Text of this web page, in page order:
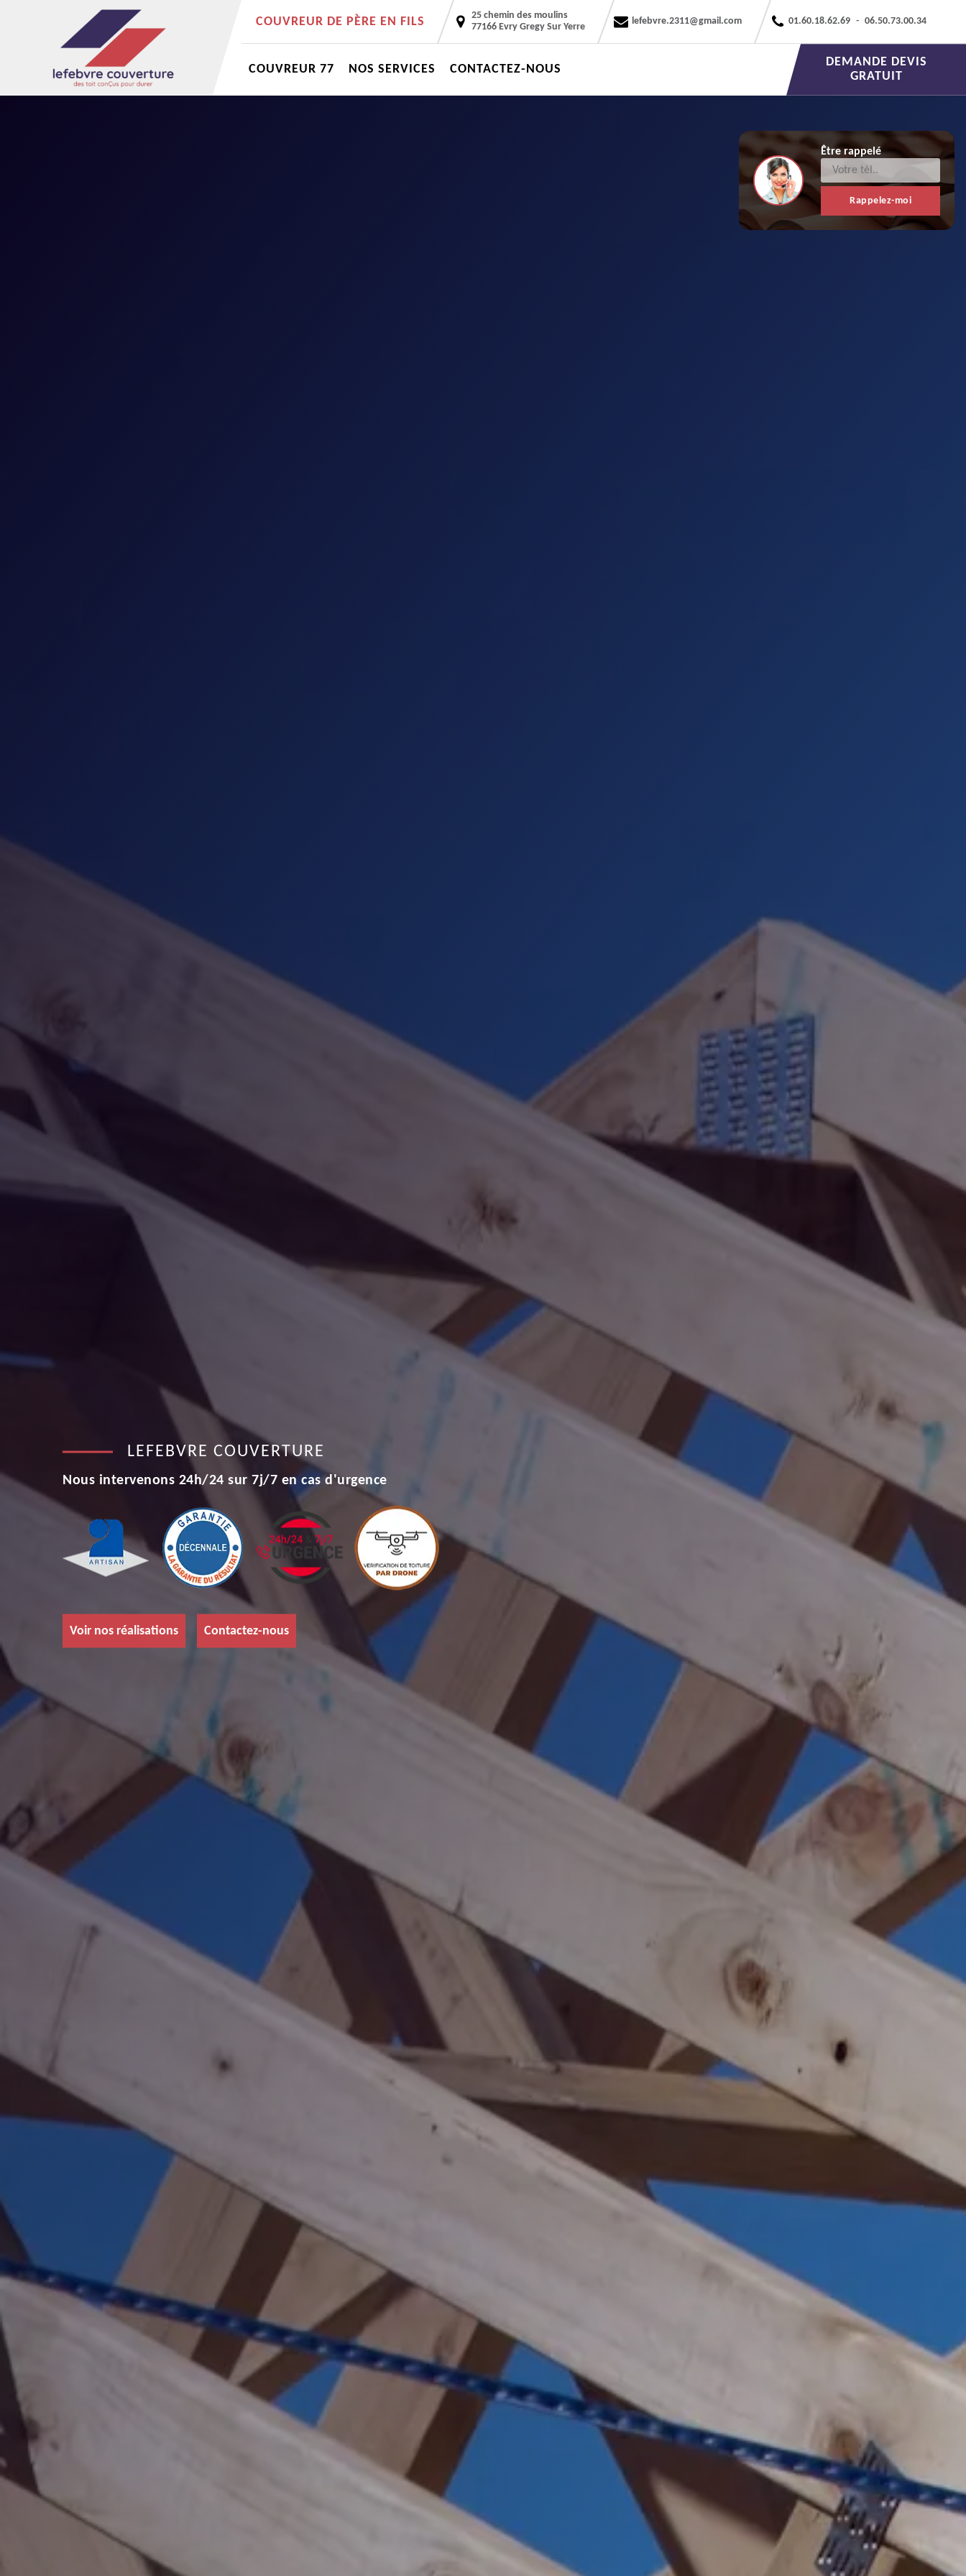
COUVREUR DE PÈRE EN FILS
25 chemin des moulins
77166 Evry Gregy Sur Yerre
lefebvre.2311@gmail.com 01.60.18.62.69 - 06.50.73.00.34
COUVREUR 77 NOS SERVICES CONTACTEZ-NOUS
DEMANDE DEVIS
GRATUIT
Être rappelé
LEFEBVRE COUVERTURE
Nous intervenons 24h/24 sur 7j/7 en cas d'urgence
Voir nos réalisations Contactez-nous